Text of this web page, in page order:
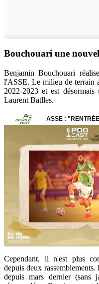
Bouchouari une
Benjamin Bouchouari
l'ASSE. Le milieu de terrain
2022-2023 et est
Laurent Batlles.
Cependant, il n'est plus
depuis deux
depuis mars dernier (sans